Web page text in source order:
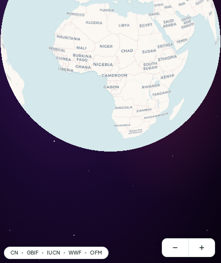
CN GBIF IUCN WWF OFM